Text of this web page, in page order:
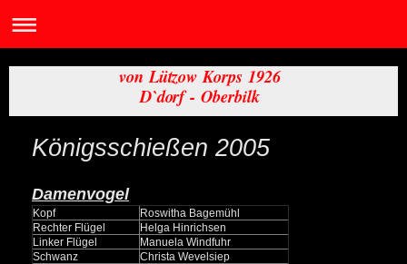
von Lützow Korps 1926
D`dorf - Oberbilk
Königsschießen 2005
Damenvogel
Kopf
Roswitha Bagemühl
Rechter Flügel
Helga Hinrichsen
Linker Flügel
Manuela Windfuhr
Schwanz
Christa Wevelsiep